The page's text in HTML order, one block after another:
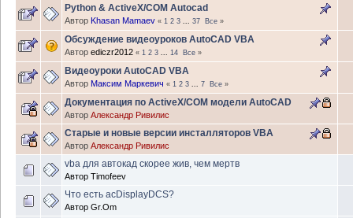
Python & ActiveX/COM Autocad
Автор Khasan Mamaev « 1 2 3 37 Все »
Обсуждение видеоуроков AutoCAD VBA
Автор ediczr2012 « 1 2 3 14 Все »
Видеоуроки AutoCAD VBA
Автор Максим Маркевич « 1 2 3 7 Все »
Документация по ActiveX/COM модели AutoCAD
Автор Александр Ривилис
Старые и новые версии инсталляторов VBA
Автор Александр Ривилис
vba для автокад скорее жив, чем мертв
Автор Timofeev
Что есть acDisplayDCS?
Автор Gr.Om